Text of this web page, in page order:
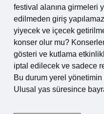
festival alanına girmeleri
edilmeden giriş
yiyecek ve içecek
konser olur mu?
gösteri ve kutlama
iptal edilecek ve sadece
Bu durum yerel yönetimin
Ulusal yas süresince